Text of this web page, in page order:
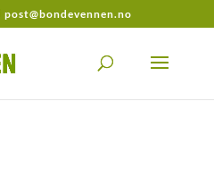
post@bondevennen.no